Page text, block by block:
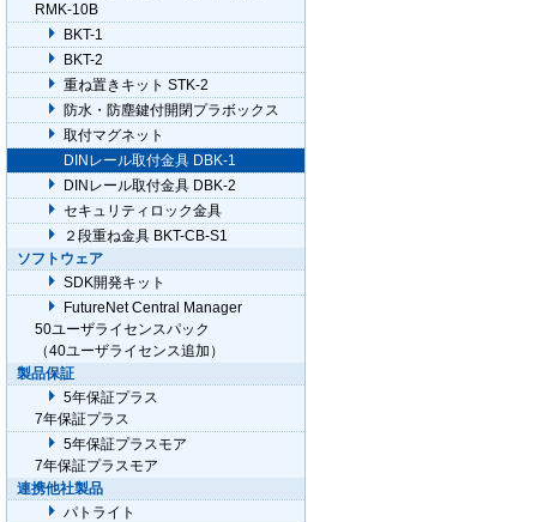
RMK-10B
BKT-1
BKT-2
重ね置きキット STK-2
防水・防塵鍵付開閉プラボックス
取付マグネット
DINレール取付金具 DBK-1
DINレール取付金具 DBK-2
セキュリティロック金具
２段重ね金具 BKT-CB-S1
ソフトウェア
SDK開発キット
FutureNet Central Manager
50ユーザライセンスパック
（40ユーザライセンス追加）
製品保証
5年保証プラス
7年保証プラス
5年保証プラスモア
7年保証プラスモア
連携他社製品
パトライト